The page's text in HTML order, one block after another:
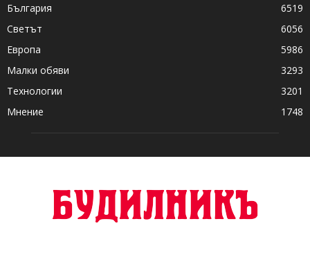
България
6519
Светът
6056
Европа
5986
Малки обяви
3293
Технологии
3201
Мнение
1748